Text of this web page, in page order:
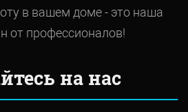
в вашем доме - это наша
от профессионалов!
на нас